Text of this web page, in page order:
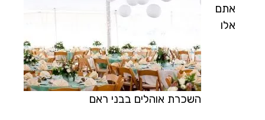
השכרת אוהלים בבני ראם
אתם
אלו